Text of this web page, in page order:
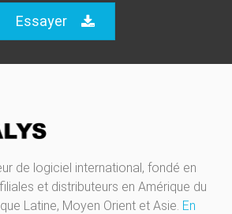
Essayer
de logiciel international, fondé en
et distributeurs en Amérique du
Latine, Moyen Orient et Asie. En